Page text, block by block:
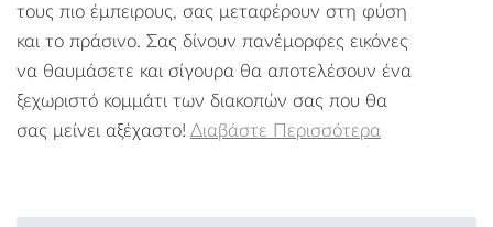
τους πιο έμπειρους, σας μεταφέρουν στη φύση
και το πράσινο. Σας δίνουν πανέμορφες εικόνες
να θαυμάσετε και σίγουρα θα αποτελέσουν ένα
ξεχωριστό κομμάτι των διακοπών σας που θα
σας μείνει αξέχαστο! Διαβάστε Περισσότερα